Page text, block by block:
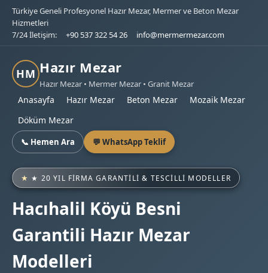
Türkiye Geneli Profesyonel Hazır Mezar, Mermer ve Beton Mezar
Hizmetleri
7/24 İletişim:
+90 537 322 54 26 info@mermermezar.com
HM Hazır Mezar
Hazır Mezar • Mermer Mezar • Granit Mezar
Anasayfa Hazır Mezar Beton Mezar
Mozaik Mezar
Döküm Mezar
📞 Hemen Ara 💬 WhatsApp Teklif
★ 20 YIL FIRMA GARANTILI & TESCILLI MODELLER
Hacıhalil Köyü Besni
Garantili Hazır Mezar
Modelleri